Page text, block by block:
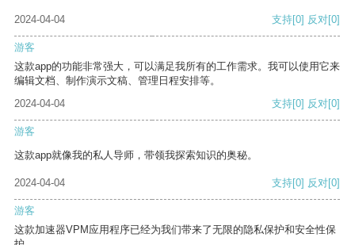
2024-04-04 支持[0] 反对[0]
游客
这款app的功能非常强大，可以满足我所有的工作需求。我可以使用它来
编辑文档、制作演示文稿、管理日程安排等。
2024-04-04
支持[0] 反对[0]
游客
这款app就像我的私人导师，带领我探索知识的奥秘。
2024-04-04 支持[0] 反对[0]
游客
这款加速器VPM应用程序已经为我们带来了无限的隐私保护和安全性保